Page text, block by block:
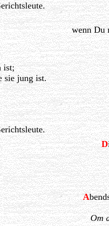
wenn Du
ist;
sie jung ist.
D
A
Om